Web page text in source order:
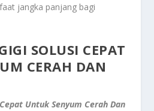
jangka panjang bagi
SOLUSI CEPAT
CERAH DAN
Untuk Senyum Cerah Dan